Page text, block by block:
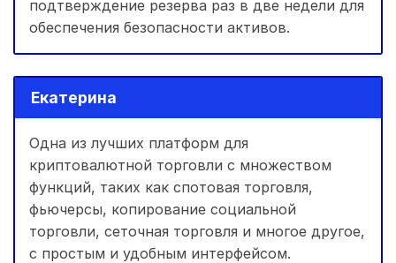
подтверждение резерва раз в две недели для
обеспечения безопасности активов.
Екатерина
Одна из лучших платформ для
криптовалютной торговли с множеством
функций, таких как спотовая торговля,
фьючерсы, копирование социальной
торговли, сеточная торговля и многое другое,
с простым и удобным интерфейсом.